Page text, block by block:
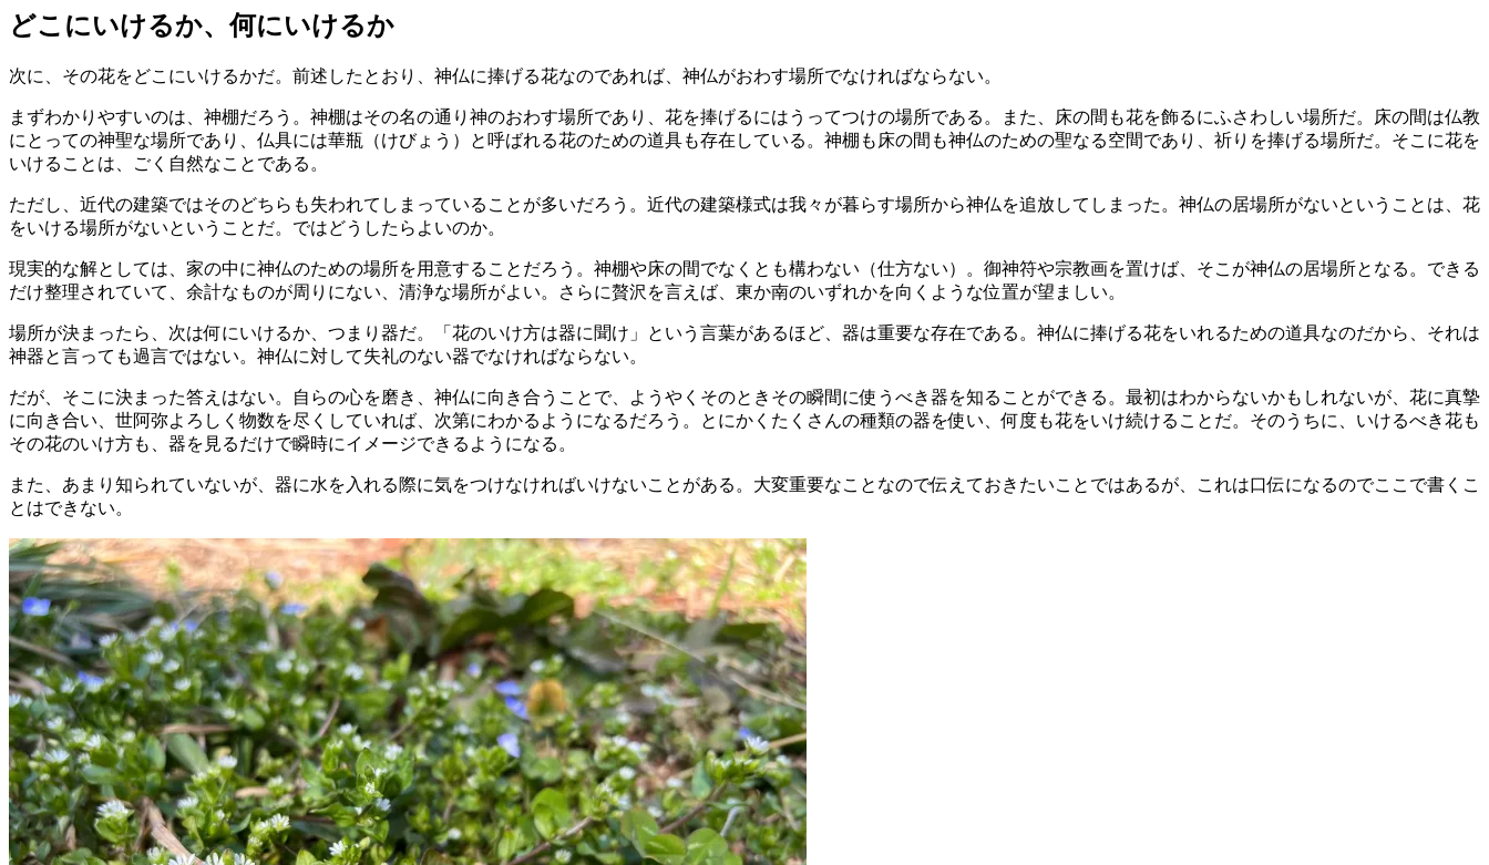
どこにいけるか、何にいけるか
次に、その花をどこにいけるかだ。前述したとおり、神仏に捧げる花なのであれば、神仏がおわす場所でなければならない。
まずわかりやすいのは、神棚だろう。神棚はその名の通り神のおわす場所であり、花を捧げるにはうってつけの場所である。また、床の間も花を飾るにふさわしい場所だ。床の間は仏教
にとっての神聖な場所であり、仏具には華瓶（けびょう）と呼ばれる花のための道具も存在している。神棚も床の間も神仏のための聖なる空間であり、祈りを捧げる場所だ。そこに花を
いけることは、ごく自然なことである。
ただし、近代の建築ではそのどちらも失われてしまっていることが多いだろう。近代の建築様式は我々が暮らす場所から神仏を追放してしまった。神仏の居場所がないということは、花
をいける場所がないということだ。ではどうしたらよいのか。
現実的な解としては、家の中に神仏のための場所を用意することだろう。神棚や床の間でなくとも構わない（仕方ない）。御神符や宗教画を置けば、そこが神仏の居場所となる。できる
だけ整理されていて、余計なものが周りにない、清浄な場所がよい。さらに贅沢を言えば、東か南のいずれかを向くような位置が望ましい。
場所が決まったら、次は何にいけるか、つまり器だ。「花のいけ方は器に聞け」という言葉があるほど、器は重要な存在である。神仏に捧げる花をいれるための道具なのだから、それは
神器と言っても過言ではない。神仏に対して失礼のない器でなければならない。
だが、そこに決まった答えはない。自らの心を磨き、神仏に向き合うことで、ようやくそのときその瞬間に使うべき器を知ることができる。最初はわからないかもしれないが、花に真摯
に向き合い、世阿弥よろしく物数を尽くしていれば、次第にわかるようになるだろう。とにかくたくさんの種類の器を使い、何度も花をいけ続けることだ。そのうちに、いけるべき花も
その花のいけ方も、器を見るだけで瞬時にイメージできるようになる。
また、あまり知られていないが、器に水を入れる際に気をつけなければいけないことがある。大変重要なことなので伝えておきたいことではあるが、これは口伝になるのでここで書くこ
とはできない。